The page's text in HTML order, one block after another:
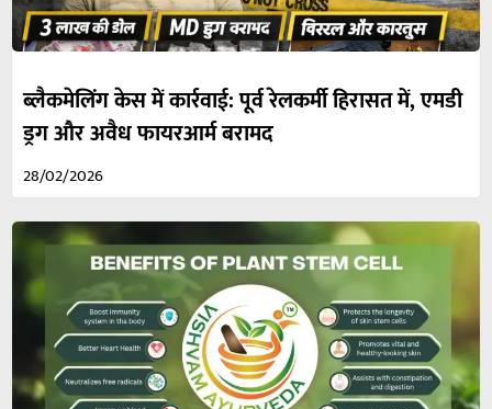
ब्लैकमेलिंग केस में कार्रवाई: पूर्व रेलकर्मी हिरासत में, एमडी
ड्रग और अवैध फायरआर्म बरामद
28/02/2026